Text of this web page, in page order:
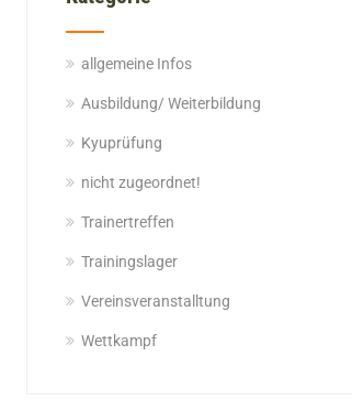
allgemeine Infos
Ausbildung/ Weiterbildung
Kyuprüfung
nicht zugeordnet!
Trainertreffen
Trainingslager
Vereinsveranstalltung
Wettkampf